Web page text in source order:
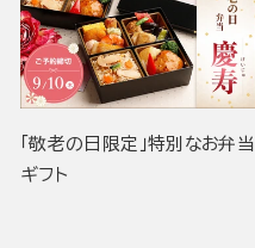
「敬老の日限定」特別なお弁当
ギフト